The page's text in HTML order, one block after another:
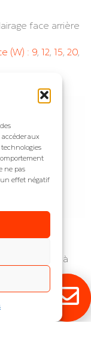
aux
ne pas
effet négatif
face arrière
(W) : 9, 12, 15, 20,
rendement à
13,16